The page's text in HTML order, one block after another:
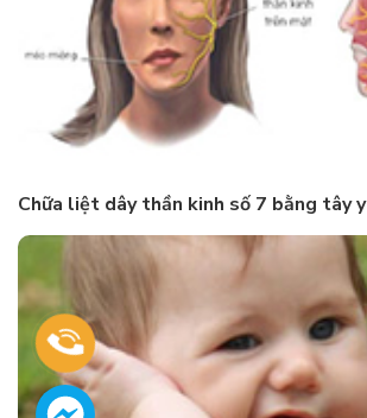
Chữa liệt dây thần kinh số 7 bằng tây y